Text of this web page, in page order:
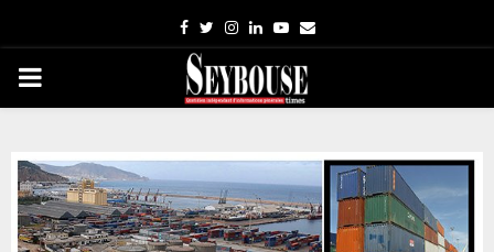
Facebook
TwitterInstagram
LinkedinYoutube
Email
PRIMARY